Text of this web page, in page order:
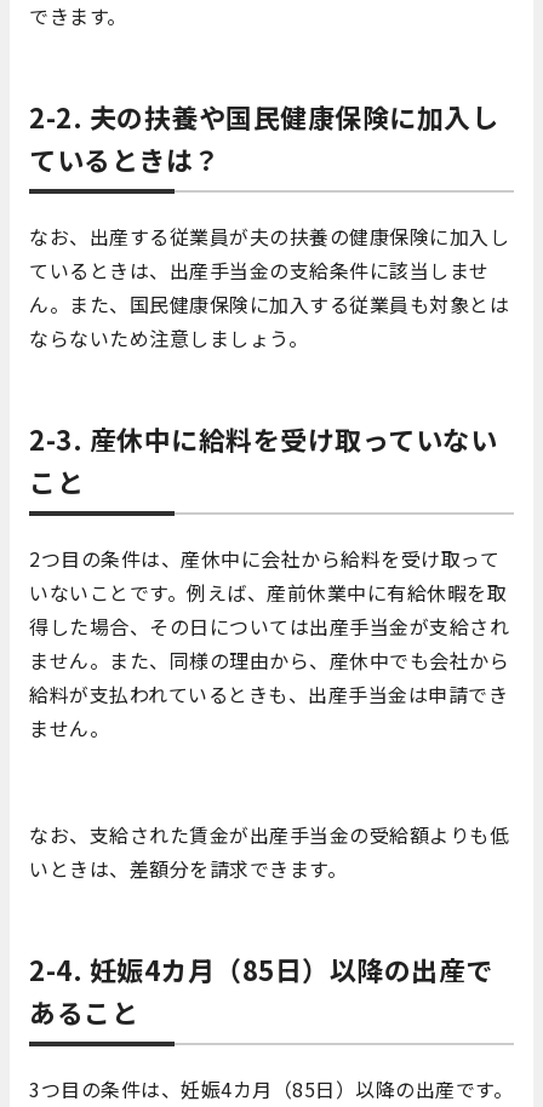
できます。
2-2. 夫の扶養や国民健康保険に加入し
ているときは？
なお、出産する従業員が夫の扶養の健康保険に加入し
ているときは、出産手当金の支給条件に該当しませ
ん。また、国民健康保険に加入する従業員も対象とは
ならないため注意しましょう。
2-3. 産休中に給料を受け取っていない
こと
2つ目の条件は、産休中に会社から給料を受け取って
いないことです。例えば、産前休業中に有給休暇を取
得した場合、その日については出産手当金が支給され
ません。また、同様の理由から、産休中でも会社から
給料が支払われているときも、出産手当金は申請でき
ません。
なお、支給された賃金が出産手当金の受給額よりも低
いときは、差額分を請求できます。
2-4. 妊娠4カ月（85日）以降の出産で
あること
3つ目の条件は、妊娠4カ月（85日）以降の出産です。